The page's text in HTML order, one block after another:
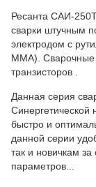
Ресанта САИ-
сварки штучным
электродом с
ММА). Сварочные
транзисторов .
Данная серия
быстро и
данной серии
так и новичкам за
параметров...